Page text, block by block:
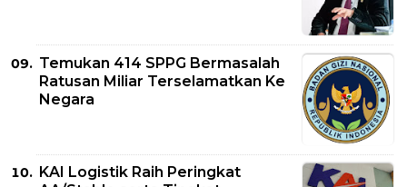
Temukan 414 SPPG Bermasalah
Ratusan Miliar Terselamatkan Ke
Negara
KAI Logistik Raih Peringkat